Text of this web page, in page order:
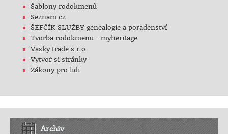
Šablony rodokmenů
Seznam.cz
ŠEFČÍK SLUŽBY genealogie a poradenství
Tvorba rodokmenu - myheritage
Vasky trade s.r.o.
Vytvoř si stránky
Zákony pro lidi
Archiv